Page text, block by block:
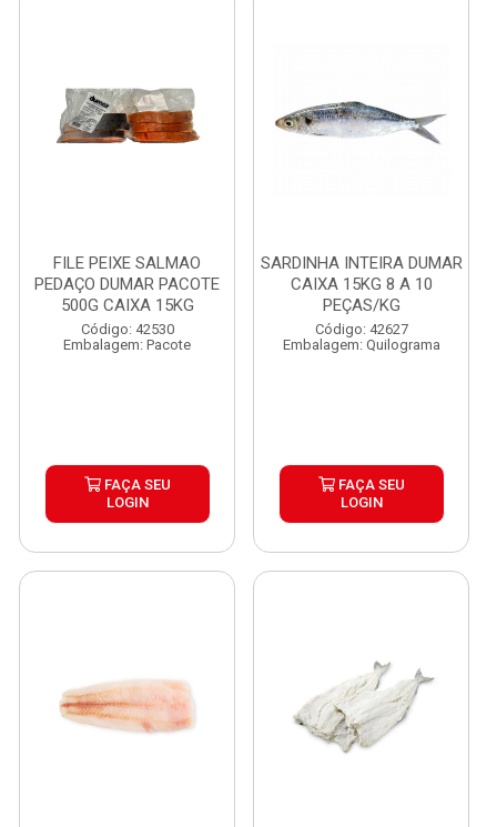
FILE PEIXE SALMAO
PEDAÇO DUMAR PACOTE
500G CAIXA 15KG
Código: 42530
Embalagem: Pacote
FAÇA SEU
LOGIN
SARDINHA INTEIRA DUMAR
CAIXA 15KG 8 A 10
PEÇAS/KG
Código: 42627
Embalagem: Quilograma
FAÇA SEU
LOGIN